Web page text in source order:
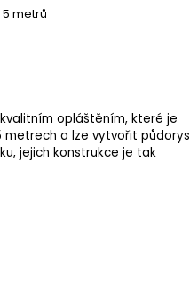
metrů
opláštěním, které je
metrech a lze vytvořit půdorys
jejich konstrukce je tak